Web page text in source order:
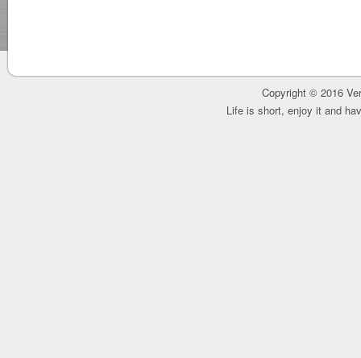
Copyright © 2016
Life is short, enjoy it and